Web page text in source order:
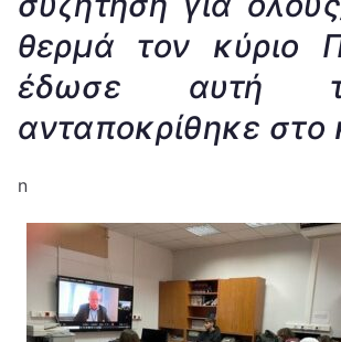
θερμά τον κύριο
έδωσε αυτή
ανταποκρίθηκε
n